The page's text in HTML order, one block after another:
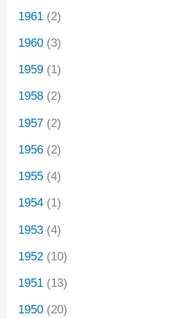
1961 (2)
1960 (3)
1959 (1)
1958 (2)
1957 (2)
1956 (2)
1955 (4)
1954 (1)
1953 (4)
1952 (10)
1951 (13)
1950 (20)